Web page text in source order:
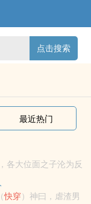
点击搜索
最近热门
各大位面之子沦为反
各样的妖艳贱货的
快穿）神曰，虐渣男